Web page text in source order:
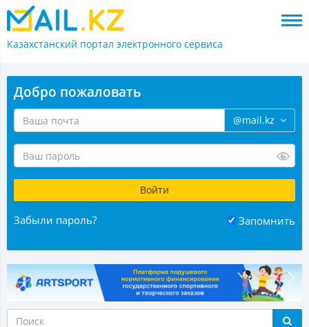
Казахстанский портал электронного сервиса
Добро пожаловать
@mail.kz
Забыли пароль? Запомнить